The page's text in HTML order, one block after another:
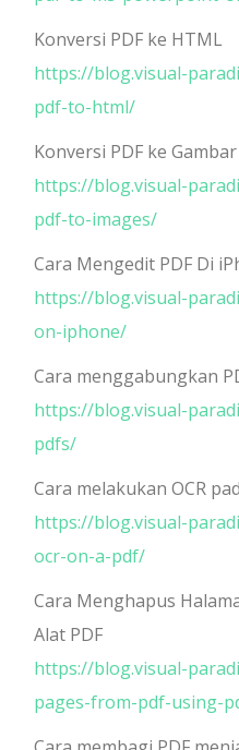
Konversi PDF ke HTML
https://blog.visual-
pdf-to-html/
Konversi PDF ke Gambar
https://blog.visual-
pdf-to-images/
Cara Mengedit PDF Di
https://blog.visual-
on-iphone/
Cara menggabungkan
https://blog.visual-
pdfs/
Cara melakukan OCR
https://blog.visual-
ocr-on-a-pdf/
Cara Menghapus
Alat PDF
https://blog.visual-
pages-from-pdf-using-